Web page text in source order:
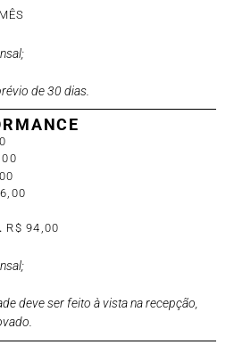
de 30 dias.
R$ 94,00
deve ser feito à vista na recepção,